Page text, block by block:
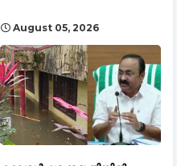
August 05, 2026